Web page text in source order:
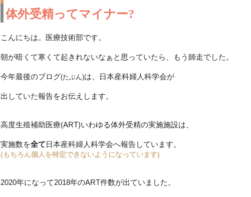
体外受精ってマイナー?
こんにちは。医療技術部です。
朝が暗くて寒くて起きれないなぁと思っていたら、もう師走でした。
今年最後のブログ(たぶん)は、日本産科婦人科学会が
出していた報告をお伝えします。
高度生殖補助医療(ART)いわゆる体外受精の実施施設は、
実施数を全て 日本産科婦人科学会へ報告しています。
(もちろん個人を特定できないようになっています)
2020年になって2018年のART件数が出ていました。